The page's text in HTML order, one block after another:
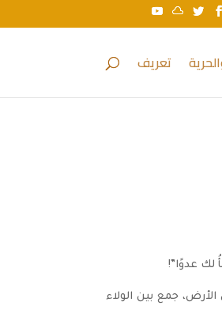
تعريف
لك عدوًا”!
جمع بين الولاء